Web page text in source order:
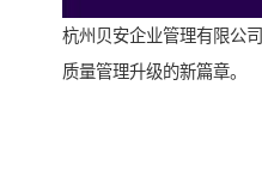
杭州贝安企业管理有限公
质量管理升级的新篇章。